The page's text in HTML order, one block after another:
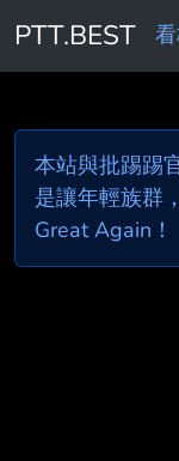
PTT.BEST
本站與批踢踢
是讓年輕族群
Great Again！